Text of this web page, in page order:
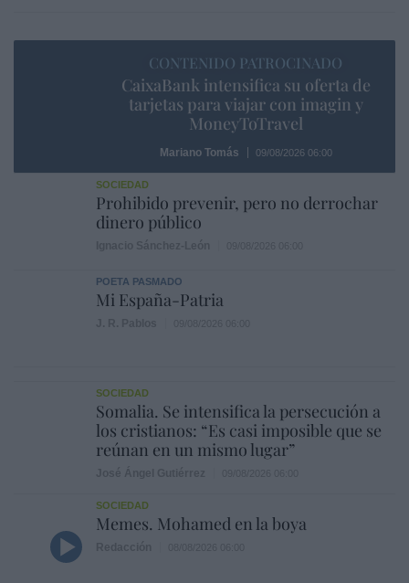
CONTENIDO PATROCINADO
CaixaBank intensifica su oferta de
tarjetas para viajar con imagin y
MoneyToTravel
Mariano Tomás 09/08/2026 06:00
SOCIEDAD
Prohibido prevenir, pero no derrochar
dinero público
POETA PASMADO
Mi España-Patria
SOCIEDAD
Somalia. Se intensifica la persecución a
los cristianos: “Es casi imposible que se
reúnan en un mismo lugar”
SOCIEDAD
Memes. Mohamed en la boya